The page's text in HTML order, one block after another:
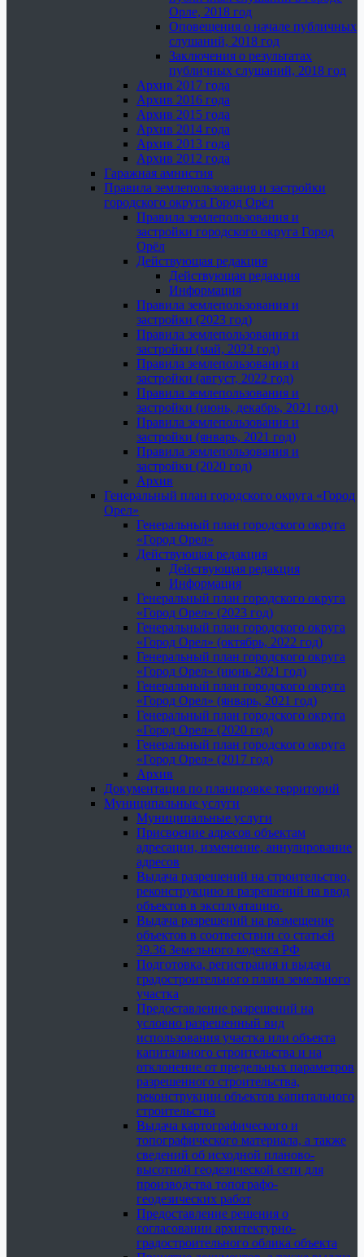
Орле, 2018 год
Оповещения о начале публичных
слушаний, 2018 год
Заключения о результатах
публичных слушаний, 2018 год
Архив 2017 года
Архив 2016 года
Архив 2015 года
Архив 2014 года
Архив 2013 года
Архив 2012 года
Гаражная амнистия
Правила землепользования и застройки
городского округа Город Орёл
Правила землепользования и
застройки городского округа Город
Орёл
Действующая редакция
Действующая редакция
Информация
Правила землепользования и
застройки (2023 год)
Правила землепользования и
застройки (май, 2023 год)
Правила землепользования и
застройки (август, 2022 год)
Правила землепользования и
застройки (июнь, декабрь, 2021 год)
Правила землепользования и
застройки (январь, 2021 год)
Правила землепользования и
застройки (2020 год)
Архив
Генеральный план городского округа «Город
Орел»
Генеральный план городского округа
«Город Орел»
Действующая редакция
Действующая редакция
Информация
Генеральный план городского округа
«Город Орел» (2023 год)
Генеральный план городского округа
«Город Орел» (октябрь, 2022 год)
Генеральный план городского округа
«Город Орел» (июнь 2021 год)
Генеральный план городского округа
«Город Орел» (январь, 2021 год)
Генеральный план городского округа
«Город Орел» (2020 год)
Генеральный план городского округа
«Город Орел» (2017 год)
Архив
Документация по планировке территорий
Муниципальные услуги
Муниципальные услуги
Присвоение адресов объектам
адресации, изменение, аннулирование
адресов
Выдача разрешений на строительство,
реконструкцию и разрешений на ввод
объектов в эксплуатацию.
Выдача разрешений на размещение
объектов в соответствии со статьей
39.36 Земельного кодекса РФ
Подготовка, регистрация и выдача
градостроительного плана земельного
участка
Предоставление разрешений на
условно разрешенный вид
использования участка или объекта
капитального строительства и на
отклонение от предельных параметров
разрешенного строительства,
реконструкции объектов капитального
строительства
Выдача картографического и
топографического материала, а также
сведений об исходной планово-
высотной геодезической сети для
производства топографо-
геодезических работ
Предоставление решения о
согласовании архитектурно-
градостроительного облика объекта